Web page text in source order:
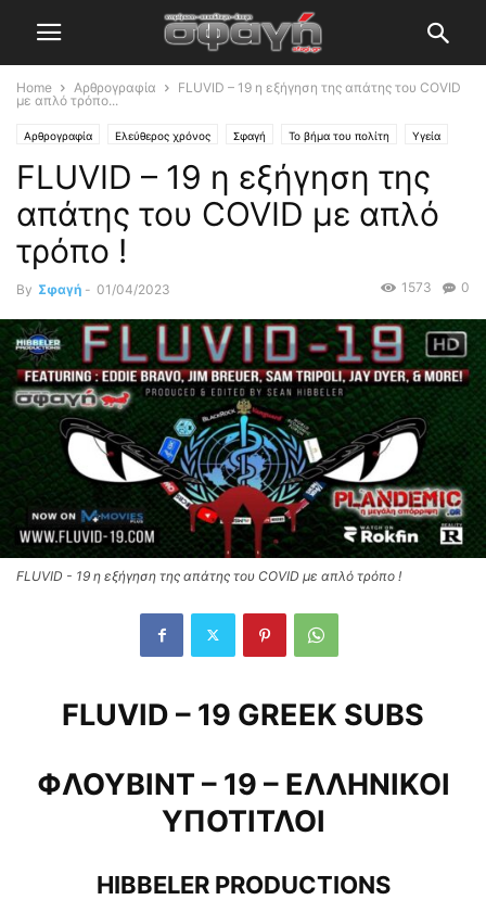
Home Αρθρογραφία
FLUVID – 19 η εξήγηση της απάτης του COVID
με απλό τρόπο...
Αρθρογραφία Ελεύθερος χρόνος Σφαγή Το βήμα του πολίτη Υγεία
FLUVID – 19 η εξήγηση της
απάτης του COVID με απλό
τρόπο !
By Σφαγή - 01/04/2023 0
1573
FLUVID - 19 η εξήγηση της απάτης του COVID με απλό τρόπο !
FLUVID – 19 GREEK SUBS
ΦΛΟΥΒΙΝΤ – 19 – ΕΛΛΗΝΙΚΟΙ
ΥΠΟΤΙΤΛΟΙ
HIBBELER PRODUCTIONS